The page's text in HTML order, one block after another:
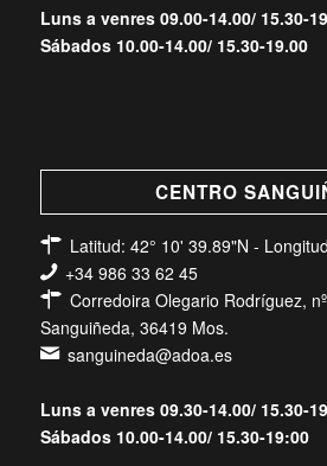
Luns a venres 09.00-14.00/ 15.30-
Sábados 10.00-14.00/ 15.30-19.00
CENTRO
Latitud: 42° 10' 39.89"N -
+34 986 33 62 45
Corredoira Olegario Rodríguez,
Sanguiñeda, 36419 Mos.
sanguineda@adoa.es
Luns a venres 09.30-14.00/ 15.30-
Sábados 10.00-14.00/ 15.30-19:00